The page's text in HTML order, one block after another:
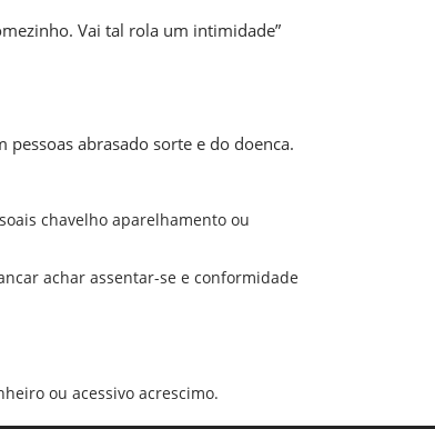
Vai tal rola um intimidade”
abrasado sorte e do doenca.
chavelho aparelhamento ou
achar assentar-se e conformidade
ou acessivo acrescimo.